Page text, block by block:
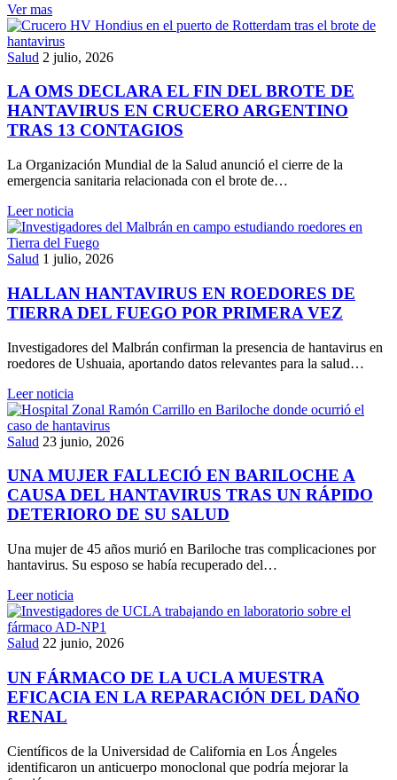
Ver mas
Salud 2 julio, 2026
LA OMS DECLARA EL FIN DEL BROTE DE
HANTAVIRUS EN CRUCERO ARGENTINO
TRAS 13 CONTAGIOS
La Organización Mundial de la Salud anunció el cierre de la
emergencia sanitaria relacionada con el brote de…
Leer noticia
Salud 1 julio, 2026
HALLAN HANTAVIRUS EN ROEDORES DE
TIERRA DEL FUEGO POR PRIMERA VEZ
Investigadores del Malbrán confirman la presencia de hantavirus en
roedores de Ushuaia, aportando datos relevantes para la salud…
Leer noticia
Salud 23 junio, 2026
UNA MUJER FALLECIÓ EN BARILOCHE A
CAUSA DEL HANTAVIRUS TRAS UN RÁPIDO
DETERIORO DE SU SALUD
Una mujer de 45 años murió en Bariloche tras complicaciones por
hantavirus. Su esposo se había recuperado del…
Leer noticia
Salud 22 junio, 2026
UN FÁRMACO DE LA UCLA MUESTRA
EFICACIA EN LA REPARACIÓN DEL DAÑO
RENAL
Científicos de la Universidad de California en Los Ángeles
identificaron un anticuerpo monoclonal que podría mejorar la